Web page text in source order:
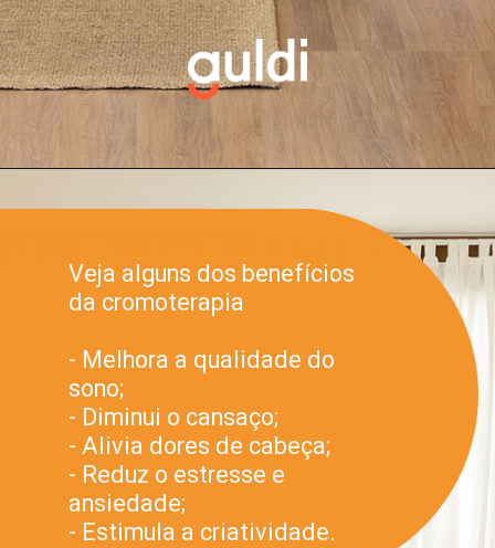
Veja alguns dos benefícios
da cromoterapia
- Melhora a qualidade do
sono;
- Diminui o cansaço;
- Alivia dores de cabeça;
- Reduz o estresse e
ansiedade;
- Estimula a criatividade.